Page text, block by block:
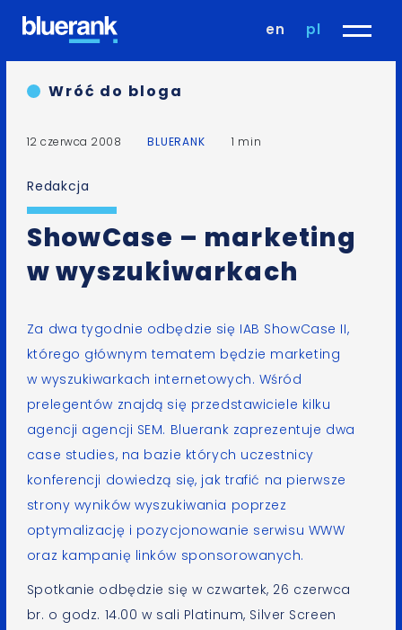
en pl
Wróć do bloga
12 czerwca 2008 BLUERANK 1 min
Redakcja
ShowCase – marketing
w wyszukiwarkach
Za dwa tygodnie odbędzie się IAB ShowCase II,
którego głównym tematem będzie marketing
w wyszukiwarkach internetowych. Wśród
prelegentów znajdą się przedstawiciele kilku
agencji agencji SEM. Bluerank zaprezentuje dwa
case studies, na bazie których uczestnicy
konferencji dowiedzą się, jak trafić na pierwsze
strony wyników wyszukiwania poprzez
optymalizację i pozycjonowanie serwisu WWW
oraz kampanię linków sponsorowanych.
Spotkanie odbędzie się w czwartek, 26 czerwca
br. o godz. 14.00 w sali Platinum, Silver Screen